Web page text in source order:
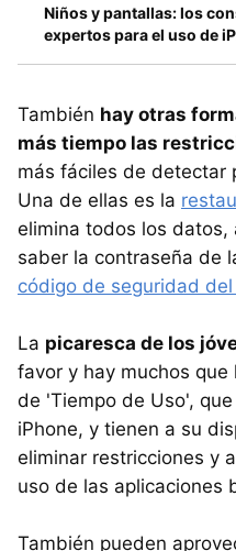
Niños y pantallas: los
expertos para el uso de
También hay otras
más tiempo las
más fáciles de detectar
Una de ellas es la
elimina todos los datos,
saber la contraseña de
código de seguridad del
La picaresca de los
favor y hay muchos
de 'Tiempo de Uso',
iPhone, y tienen a su
eliminar restricciones y
uso de las aplicaciones
También pueden